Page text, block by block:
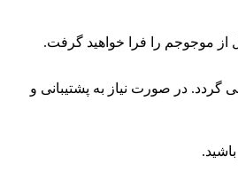
در صورت نیاز به پشتیبانی و